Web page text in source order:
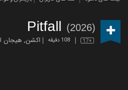
Pitfall (2026)
17+ 108 دقیقه اکشن, هیجان